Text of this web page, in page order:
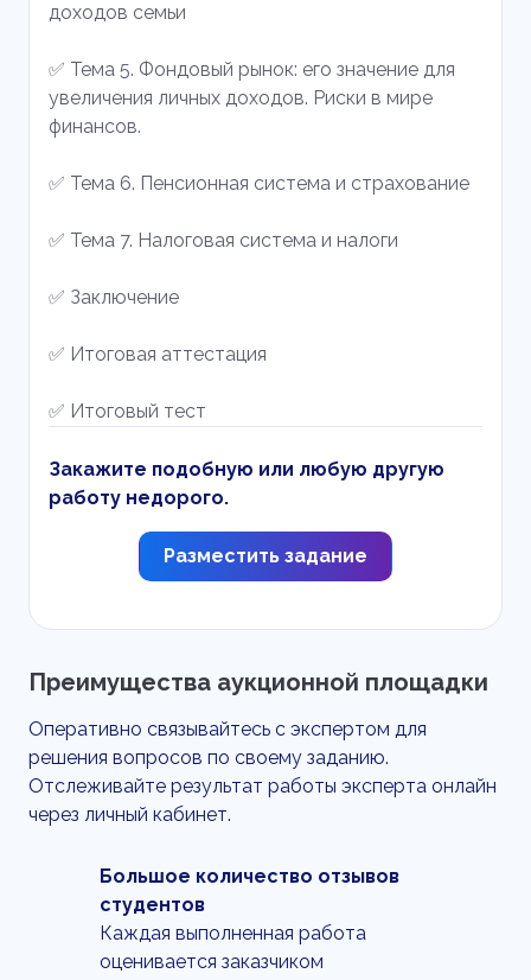
доходов семьи
✅ Тема 5. Фондовый рынок: его значение для
увеличения личных доходов. Риски в мире
финансов.
✅ Тема 6. Пенсионная система и страхование
✅ Тема 7. Налоговая система и налоги
✅ Заключение
✅ Итоговая аттестация
✅ Итоговый тест
Закажите подобную или любую другую
работу недорого.
Разместить задание
Преимущества аукционной площадки
Оперативно связывайтесь с экспертом для
решения вопросов по своему заданию.
Отслеживайте результат работы эксперта онлайн
через личный кабинет.
Большое количество отзывов
студентов
Каждая выполненная работа
оценивается заказчиком